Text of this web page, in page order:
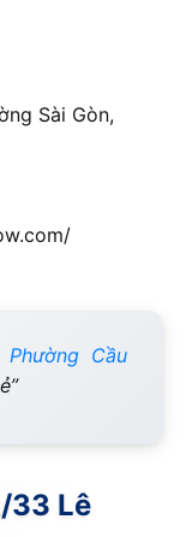
Sài Gòn,
Cầu
33 Lê